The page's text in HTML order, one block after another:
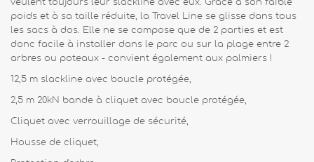
veulent toujours leur slackline avec eux. Grâce à son faible
poids et à sa taille réduite, la Travel Line se glisse dans tous
les sacs à dos. Elle ne se compose que de 2 parties et est
donc facile à installer dans le parc ou sur la plage entre 2
arbres ou poteaux - convient également aux palmiers !
12,5 m slackline avec boucle protégée,
2,5 m 20kN bande à cliquet avec boucle protégée,
Cliquet avec verrouillage de sécurité,
Housse de cliquet,